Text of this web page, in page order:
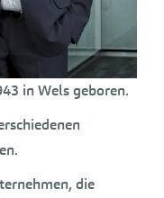
in Wels geboren.
die